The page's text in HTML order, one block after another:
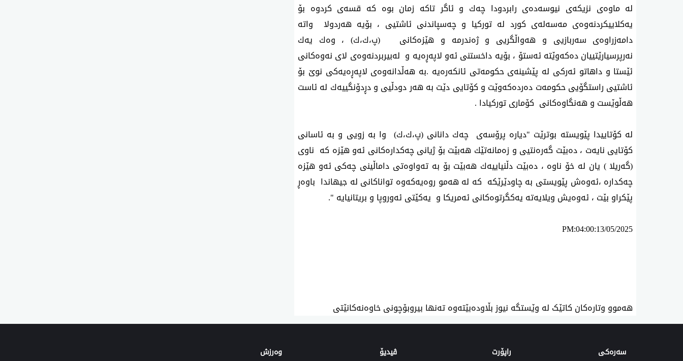
لە ماوەی نزیکەی نیوسەدەی رابردودا چەك و ئاگر تاکە زمان بوە کە قسەی کردوە بۆ
یەکلاییکردنەوەی مەسەلەی کورد لە تورکیا و چەسپاندنی ئاشتیی ، بۆیە هەردولا واتە
دامەزراوەی سەربازیی و هەواڵگریی و ژەندرمە و هێزەکانی (پ،ك،ك) ، وەك یەك
نەرپرسیارێتییان دەکەوێتە ئەستۆ ، بۆیە داخستنی ئەو لاپەڕەیە و لەبیربردنەوەی لای نەوەکانی
ئێستا و داهاتو ئەرکی لە پێشینەی حکومەتی ئانکەرەیە .بە هەڵدانەوەی لاپەڕەیەکی نوێ بۆ
ئاشتیی راستگۆیی حکومەت دەردەکەوێت و کۆتایی دێت بە هەر دودڵیی و دڕدۆنگییەك لە ئاست
هەڵوێست و هەنگاوەکانی کۆماری تورکیادا .
لە کۆتاییدا پێویستە بوترێت "دیارە پرۆسەی چەك دانانی (پ،ك،ك) وا بە زویی و بە ئاسانی
کۆتایی نایەت ، دەبێت گەرەنتیی و زەمانەتێك هەبێت بۆ ژیانی چەکدارەکانی ئەو هێزە کە ناوی
(گەریلا ) یان لە خۆ ناوە ، دەبێت دڵنیاییەك هەبێت بۆ بە تەواوەتی داماڵینی چەکی ئەو هێزە
چەکدارە ،ئەوەش پێویستی بە چاودێرێکە کە لە هەمو روەیەکەوە تواناکانی لە جیهاندا باوەڕ
پێکراو بێت ، ئەوەیش ویلایەتە یەکگرتوەکانی ئەمریکا و یەکێتی ئەوروپا و بریتانیایە ".
PM:04:00:13/05/2025
هەموو وتارەکان کاتێک لە وێستگە نیوز بڵاودەبێتەوە تەنها بیروبۆچونی خاوەنەکانێتی
سەرەکی راپۆرت ڤیدیۆ وەرزش‌